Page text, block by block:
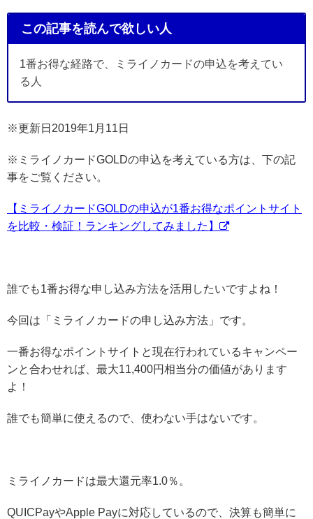
この記事を読んで欲しい人
1番お得な経路で、ミライノカードの申込を考えてい
る人
※更新日2019年1月11日
※ミライノカードGOLDの申込を考えている方は、下の記
事をご覧ください。
【ミライノカードGOLDの申込が1番お得なポイントサイト
を比較・検証！ランキングしてみました】
誰でも1番お得な申し込み方法を活用したいですよね！
今回は「ミライノカードの申し込み方法」です。
一番お得なポイントサイトと現在行われているキャンペー
ンと合わせれば、最大11,400円相当分の価値があります
よ！
誰でも簡単に使えるので、使わない手はないです。
ミライノカードは最大還元率1.0％。
QUICPayやApple Payに対応しているので、決算も簡単に